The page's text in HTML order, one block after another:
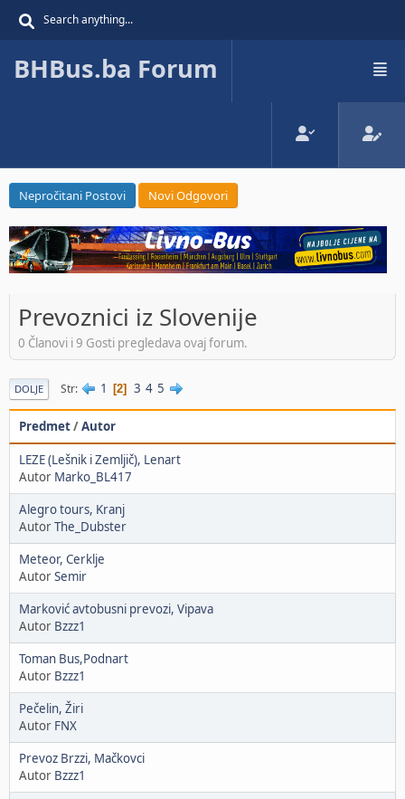
BHBus.ba Forum
Nepročitani Postovi Novi Odgovori
Prevoznici iz Slovenije
0 Članovi i 9 Gosti pregledava ovaj forum.
DOLJE Str 1 2 3 4 5
Predmet/Autor
LEZE (Lešnik i Zemljič), Lenart
Autor Marko_BL417
Alegro tours, Kranj
AutorThe_Dubster
Meteor, Cerklje
AutorSemir
Marković avtobusni prevozi, Vipava
Autor Bzzz1
Toman Bus,Podnart
Autor Bzzz1
Pečelin, Žiri
Autor FNX
Prevoz Brzzi, Mačkovci
Autor Bzzz1